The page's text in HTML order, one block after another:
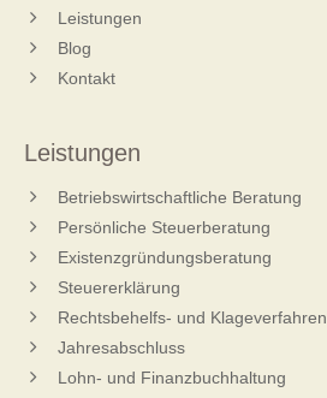
Leistungen
Blog
Kontakt
Leistungen
Betriebswirtschaftliche Beratung
Persönliche Steuerberatung
Existenzgründungsberatung
Steuererklärung
Rechtsbehelfs- und Klageverfahren
Jahresabschluss
Lohn- und Finanzbuchhaltung